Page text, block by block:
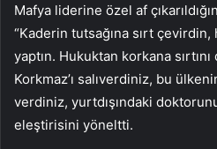
Mafya liderine özel af
“Kaderin tutsağına sırt
yaptın. Hukuktan korkana
Korkmaz’ı salıverdiniz, bu
verdiniz, yurtdışındaki
eleştirisini yöneltti.